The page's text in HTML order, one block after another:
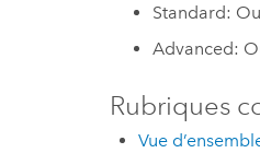
Standard:
Advanced:
Rubriques
Vue